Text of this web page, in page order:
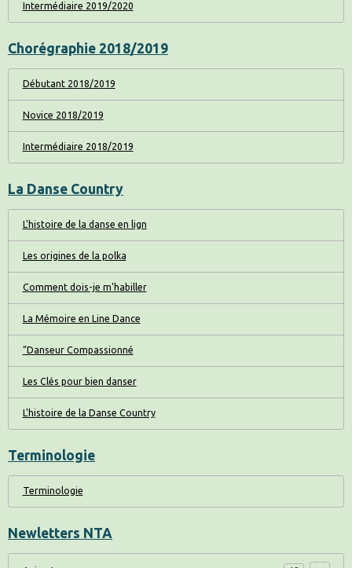
Intermédiaire 2019/2020
Chorégraphie 2018/2019
Débutant 2018/2019
Novice 2018/2019
Intermédiaire 2018/2019
La Danse Country
L'histoire de la danse en lign
Les origines de la polka
Comment dois-je m'habiller
La Mémoire en Line Dance
“Danseur Compassionné
Les Clés pour bien danser
L'histoire de la Danse Country
Terminologie
Terminologie
Newletters NTA